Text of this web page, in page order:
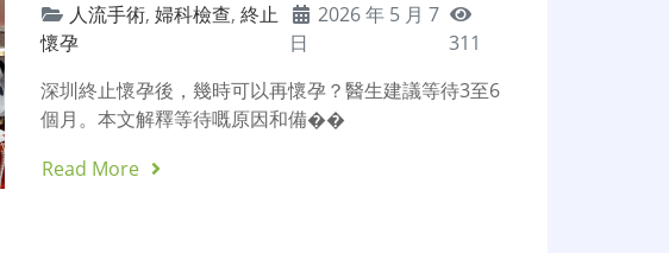
人流手術,婦科檢查,終止
懷孕
2026 年 5 月 7
日
311
深圳終止懷孕後，幾時可以再懷孕？醫生建議等待3至6
個月。本文解釋等待嘅原因和備��
Read More